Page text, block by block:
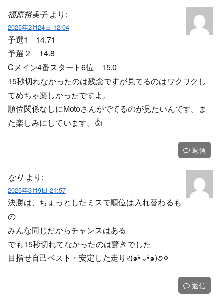
福原裕美子 より:
2025年2月24日 12:04
予選1 14.71
予選２ 14.8
Cメイン4番スタート6位 15.0
15秒切れなかったのは残念ですが見てるのはワクワクし
てめちゃ楽しかったですよ。
順位関係なしにMotoさんがでてるのが見たいんです。ま
た楽しみにしています。👍️
返信
なり より:
2025年3月9日 21:57
決勝は、ちょっとしたミスで順位は入れ替わるも
の
みんな同じだからチャンスはある
でも15秒切れてなかったのは驚きでした
目指せ自己ベスト・安定した走り୧(๑•̀⌄•́๑)૭✧
返信